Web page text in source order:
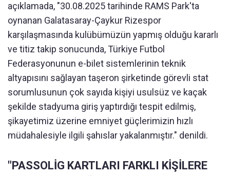
açıklamada, "30.08.2025 tarihinde RAMS Park'ta
oynanan Galatasaray-Çaykur Rizespor
karşılaşmasında kulübümüzün yapmış olduğu kararlı
ve titiz takip sonucunda, Türkiye Futbol
Federasyonunun e-bilet sistemlerinin teknik
altyapısını sağlayan taşeron şirketinde görevli stat
sorumlusunun çok sayıda kişiyi usulsüz ve kaçak
şekilde stadyuma giriş yaptırdığı tespit edilmiş,
şikayetimiz üzerine emniyet güçlerimizin hızlı
müdahalesiyle ilgili şahıslar yakalanmıştır." denildi.
"PASSOLİG KARTLARI FARKLI KİŞİLERE